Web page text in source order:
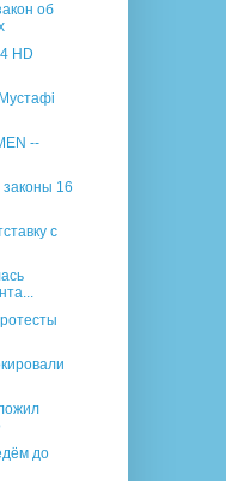
об
HD
--
16
с
до